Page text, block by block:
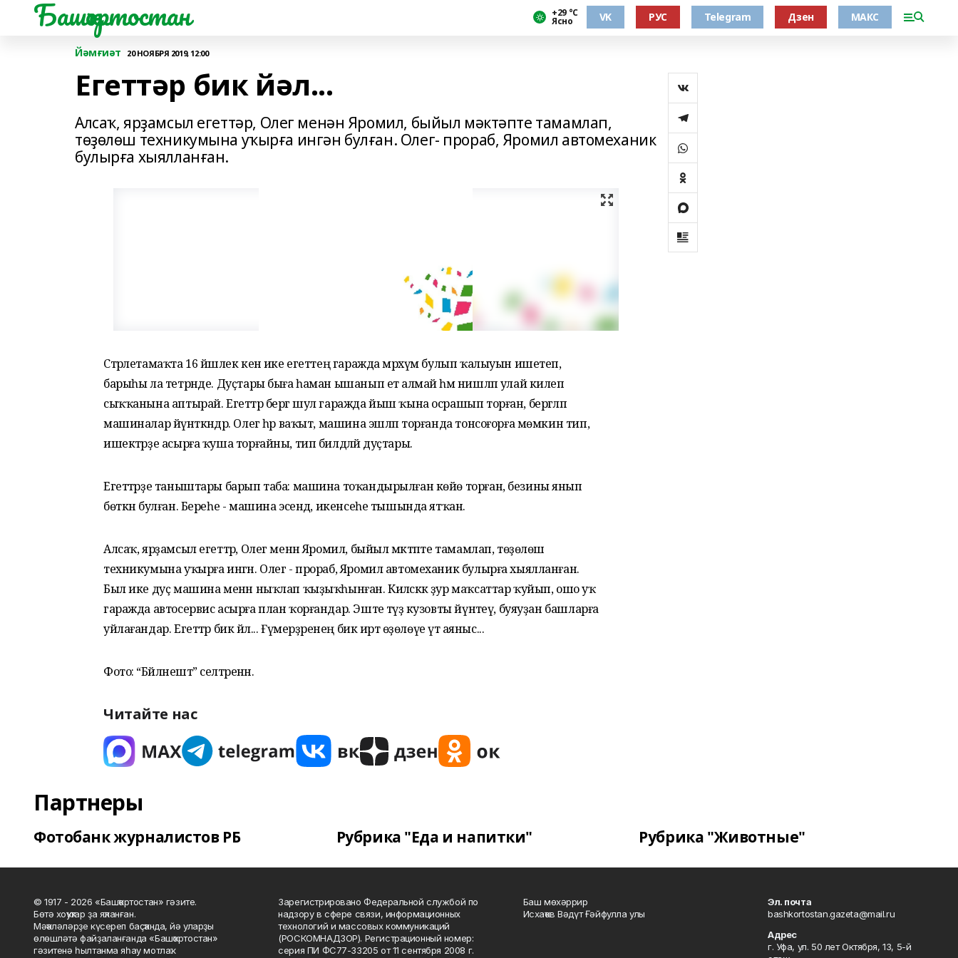
Башҡортостан +29 °С
Ясно VK РУС Telegram Дзен МАКС
Йәмғиәт 20 НОЯБРЯ 2019, 12:00
Егеттәр бик йәл...
Алсаҡ, ярҙамсыл егеттәр, Олег менән Яромил, быйыл мәктәпте тамамлап,
төҙөлөш техникумына уҡырға ингән булған. Олег- прораб, Яромил автомеханик
булырға хыялланған.
Стәрлетамаҡта 16 йәшлек кенә ике егеттең гаражда мәрхүм булып ҡалыуын ишетеп,
барыһы ла тетрәнде. Дуҫтары быға һаман ышанып етә алмай һәм нишләп улай килеп
сыҡҡанына аптырай. Егеттәр бергә шул гаражда йыш ҡына осрашып торған, бергәләп
машиналар йүнәткәндәр. Олег һәр ваҡыт, машина эшләп торғанда тонсоғорға мөмкин тип,
ишектәрҙе асырға ҡуша торғайны, тип билдәләй дуҫтары.
Егеттәрҙе таныштары барып таба: машина тоҡандырылған көйө торған, безины янып
бөткән булған. Береһе - машина эсендә, икенсеһе тышында ятҡан.
Алсаҡ, ярҙамсыл егеттәр, Олег менән Яромил, быйыл мәктәпте тамамлап, төҙөлөш
техникумына уҡырға ингән. Олег - прораб, Яромил автомеханик булырға хыялланған.
Был ике дуҫ машина менән ныҡлап ҡыҙыҡһынған. Киләсәккә ҙур маҡсаттар ҡуйып, ошо уҡ
гаражда автосервис асырға план ҡорғандар. Эште тәүҙә кузовты йүнәтеү, буяуҙан башларға
уйлағандар. Егеттәр бик йәл... Ғүмерҙәренең бик иртә өҙөлөүе үтә аяныс...
Фото: “Бәйләнештә” селтәренән.
Читайте нас
Партнеры
Фотобанк журналистов РБ Рубрика "Еда и напитки" Рубрика "Животные"
© 1917 - 2026 «Башҡортостан» гәзите.
Бөтә хоҡуҡтар ҙа яҡланған.
Мәҡәләләрҙе күсереп баҫҡанда, йә уларҙы
өлөшләтә файҙаланғанда «Башҡортостан»
гәзитенә һылтанма яһау мотлаҡ.
Зарегистрировано Федеральной службой по
надзору в сфере связи, информационных
технологий и массовых коммуникаций
(РОСКОМНАДЗОР). Регистрационный номер:
серия ПИ ФС77-33205 от 11 сентября 2008 г.
Баш мөхәррир
Исхаҡов Вәдүт Ғәйфулла улы
Эл. почта
bashkortostan.gazeta@mail.ru
Адрес
г. Уфа, ул. 50 лет Октября, 13, 5-й